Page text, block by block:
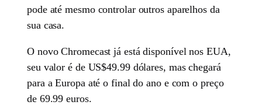
pode até mesmo controlar outros aparelhos da
sua casa.
O novo Chromecast já está disponível nos EUA,
seu valor é de US$49.99 dólares, mas chegará
para a Europa até o final do ano e com o preço
de 69.99 euros.